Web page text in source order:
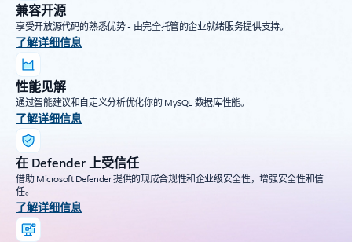
兼容开源
享受开放源代码的熟悉优势 - 由完全托管的企业就绪服务提供支持。
了解详细信息
性能见解
通过智能建议和自定义分析优化你的 MySQL 数据库性能。
了解详细信息
在 Defender 上受信任
借助 Microsoft Defender 提供的现成合规性和企业级安全性，增强安全性和信
任。
了解详细信息